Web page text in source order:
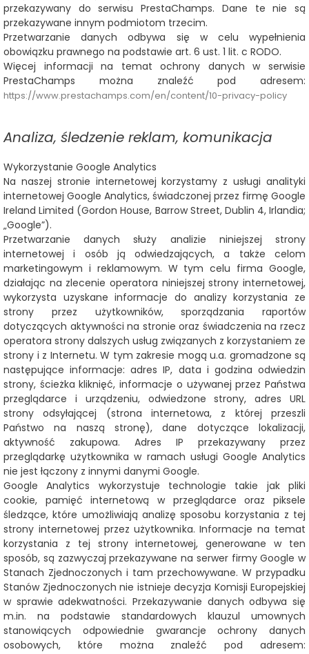
przekazywany do serwisu PrestaChamps. Dane te nie są
przekazywane innym podmiotom trzecim.
Przetwarzanie danych odbywa się w celu wypełnienia
obowiązku prawnego na podstawie art. 6 ust. 1 lit. c RODO.
Więcej informacji na temat ochrony danych w serwisie
PrestaChamps można znaleźć pod adresem:
https://www.prestachamps.com/en/content/10-privacy-policy
Analiza, śledzenie reklam, komunikacja
Wykorzystanie Google Analytics
Na naszej stronie internetowej korzystamy z usługi analityki
internetowej Google Analytics, świadczonej przez firmę Google
Ireland Limited (Gordon House, Barrow Street, Dublin 4, Irlandia;
„Google”).
Przetwarzanie danych służy analizie niniejszej strony
internetowej i osób ją odwiedzających, a także celom
marketingowym i reklamowym. W tym celu firma Google,
działając na zlecenie operatora niniejszej strony internetowej,
wykorzysta uzyskane informacje do analizy korzystania ze
strony przez użytkowników, sporządzania raportów
dotyczących aktywności na stronie oraz świadczenia na rzecz
operatora strony dalszych usług związanych z korzystaniem ze
strony i z Internetu. W tym zakresie mogą u.a. gromadzone są
następujące informacje: adres IP, data i godzina odwiedzin
strony, ścieżka kliknięć, informacje o używanej przez Państwa
przeglądarce i urządzeniu, odwiedzone strony, adres URL
strony odsyłającej (strona internetowa, z której przeszli
Państwo na naszą stronę), dane dotyczące lokalizacji,
aktywność zakupowa. Adres IP przekazywany przez
przeglądarkę użytkownika w ramach usługi Google Analytics
nie jest łączony z innymi danymi Google.
Google Analytics wykorzystuje technologie takie jak pliki
cookie, pamięć internetową w przeglądarce oraz piksele
śledzące, które umożliwiają analizę sposobu korzystania z tej
strony internetowej przez użytkownika. Informacje na temat
korzystania z tej strony internetowej, generowane w ten
sposób, są zazwyczaj przekazywane na serwer firmy Google w
Stanach Zjednoczonych i tam przechowywane. W przypadku
Stanów Zjednoczonych nie istnieje decyzja Komisji Europejskiej
w sprawie adekwatności. Przekazywanie danych odbywa się
m.in. na podstawie standardowych klauzul umownych
stanowiących odpowiednie gwarancje ochrony danych
osobowych, które można znaleźć pod adresem: